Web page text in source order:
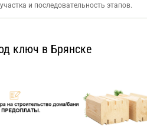
и последовательность этапов.
ключ в Брянске